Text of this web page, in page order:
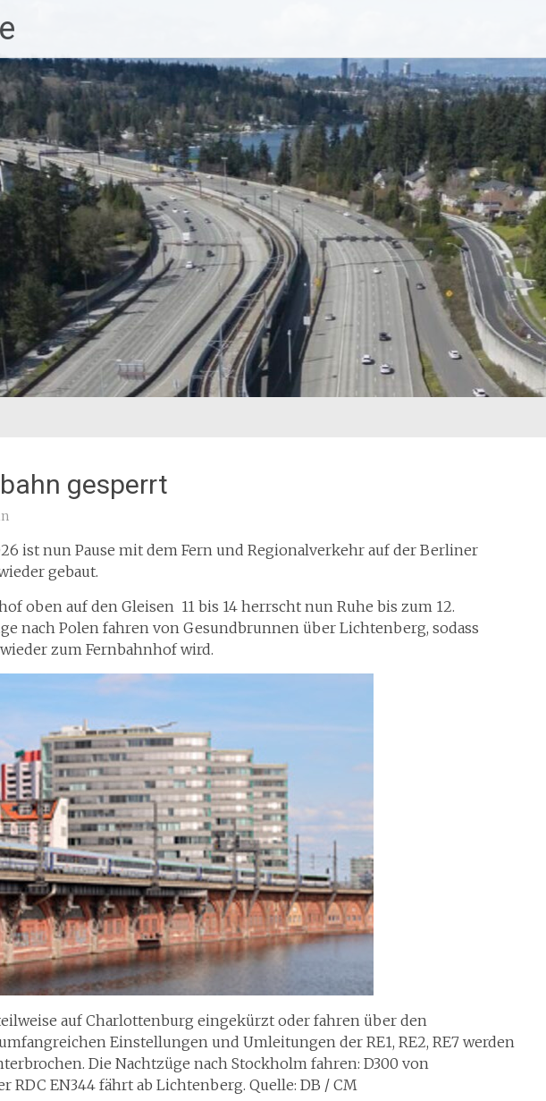
gesperrt
ist nun Pause mit dem Fern und Regionalverkehr auf der Berliner
gebaut.
oben auf den Gleisen 11 bis 14 herrscht nun Ruhe bis zum 12.
nach Polen fahren von Gesundbrunnen über Lichtenberg, sodass
zum Fernbahnhof wird.
auf Charlottenburg eingekürzt oder fahren über den
Einstellungen und Umleitungen der RE1, RE2, RE7 werden
Die Nachtzüge nach Stockholm fahren: D300 von
RDC EN344 fährt ab Lichtenberg. Quelle: DB / CM